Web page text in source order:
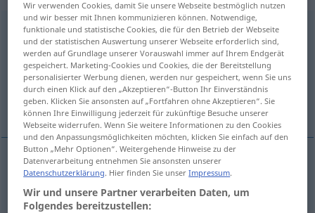
konservativ [kɔnzɛrvaˈtiːf]adj
Übersicht aller Übersetzungen
(Für mehr Details die Übersetzung anklicken/antippen)
conservateur
conservateur konservativ
Wir verwenden Cookies, damit Sie unsere Webseite bestmöglich nutzen
und wir besser mit Ihnen kommunizieren können. Notwendige,
funktionale und statistische Cookies, die für den Betrieb der Webseite
und der statistischen Auswertung unserer Webseite erforderlich sind,
werden auf Grundlage unserer Vorauswahl immer auf Ihrem Endgerät
gespeichert. Marketing-Cookies und Cookies, die der Bereitstellung
personalisierter Werbung dienen, werden nur gespeichert, wenn Sie uns
durch einen Klick auf den „Akzeptieren“-Button Ihr Einverständnis
geben. Klicken Sie ansonsten auf „Fortfahren ohne Akzeptieren“. Sie
können Ihre Einwilligung jederzeit für zukünftige Besuche unserer
Webseite widerrufen. Wenn Sie weitere Informationen zu den Cookies
und den Anpassungsmöglichkeiten möchten, klicken Sie einfach auf den
Button „Mehr Optionen“. Weitergehende Hinweise zu der
Datenverarbeitung entnehmen Sie ansonsten unserer
Datenschutzerklärung. Hier finden Sie unserImpressum.
Wir und unsere Partner verarbeiten Daten, um
Folgendes bereitzustellen: